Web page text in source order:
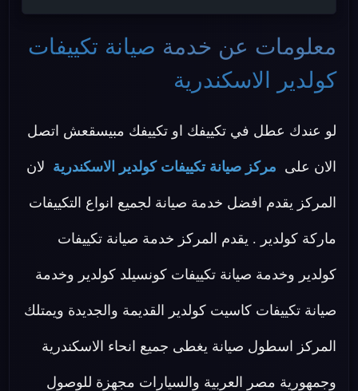
معلومات عن خدمة صيانة تكييفات
كولدير الاسكندرية
لو عندك عطل في تكييفك او تكييفك مبيسقعش اتصل
الان على مركز صيانة تكييفات كولدير الاسكندرية لان
المركز يقدم افضل خدمة صيانة لجميع انواع التكييفات
ماركة كولدير . يقدم المركز خدمة صيانة تكييفات
كولدير وخدمة صيانة تكييفات كونسيلد كولدير وخدمة
صيانة تكييفات كاسيت كولدير القديمة والجديدة ويمتلك
المركز اسطول صيانة يغطى جميع انحاء الاسكندرية
وجمهورية مصر العربية والسيارات مجهزة للوصول